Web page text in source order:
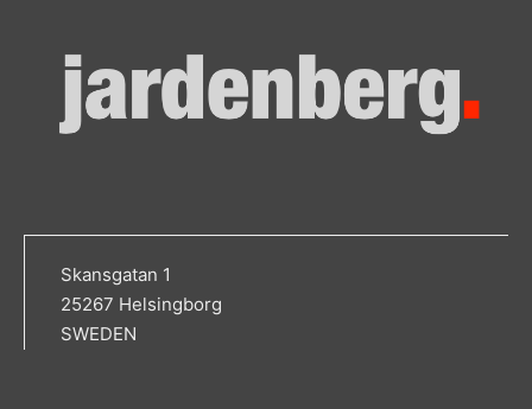
Skansgatan 1
25267 Helsingborg
SWEDEN